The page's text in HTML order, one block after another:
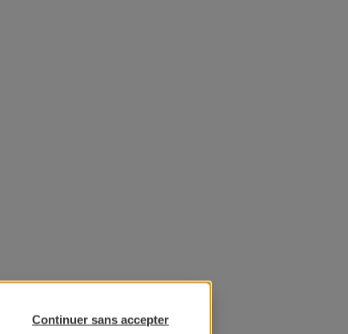
Continuer sans accepter